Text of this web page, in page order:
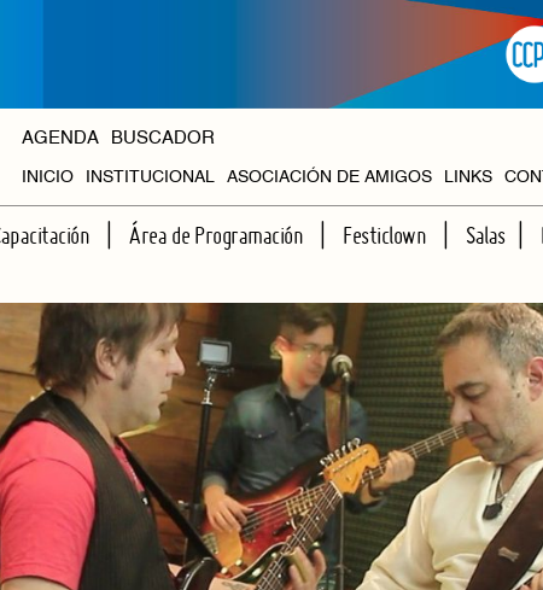
AGENDA BUSCADOR
INICIO INSTITUCIONAL
HISTORIA
ORGANISMOS
ASOCIACIÓN DE AMIGOS LINKS
Área de Programación Festiclown Salas
HALL